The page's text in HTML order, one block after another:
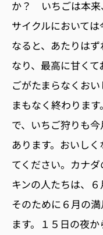
か？ いちごは本来
サイクルにおいては
なると、あたりはず
なり、最高に甘く
ごがたまらなくお
まもなく終わりま
で、いちご狩りも
あります。おいし
てください。カナ
キンの人たちは、６
そのために６月の
ます。１５日の夜